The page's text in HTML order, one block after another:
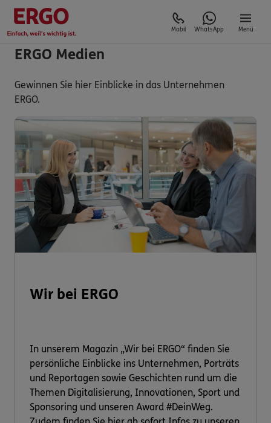
Mobil WhatsApp Menü
ERGO Medien
Gewinnen Sie hier Einblicke in das Unternehmen
ERGO.
Wir bei ERGO
In unserem Magazin „Wir bei ERGO“ finden Sie
persönliche Einblicke ins Unternehmen, Porträts
und Reportagen sowie Geschichten rund um die
Themen Digitalisierung, Innovationen, Sport und
Sponsoring und unseren Award #DeinWeg.